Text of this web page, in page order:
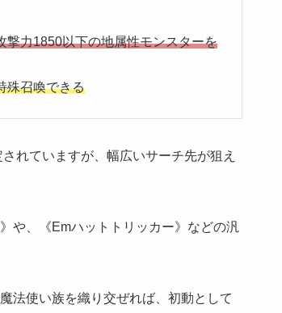
撃力1850以下の地属性モンスターを
殊召喚できる
れていますが、幅広いサーチ先が狙え
や、《Emハットトリッカー》などの汎
法使い族を織り交ぜれば、初動として